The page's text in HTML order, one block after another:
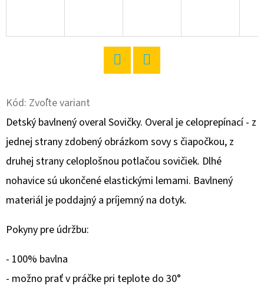
Kód: Zvoľte variant
Detský bavlnený overal Sovičky. Overal je celoprepínací - z
jednej strany zdobený obrázkom sovy s čiapočkou, z
druhej strany celoplošnou potlačou sovičiek. Dlhé
nohavice sú ukončené elastickými lemami. Bavlnený
materiál je poddajný a príjemný na dotyk.
Pokyny pre údržbu:
- 100% bavlna
- možno prať v práčke pri teplote do 30°
R
Ú
Č
A
M
E
DÁMSKA
NOČNÁ
KRÁTKYM
RUKÁVOM
LAURA